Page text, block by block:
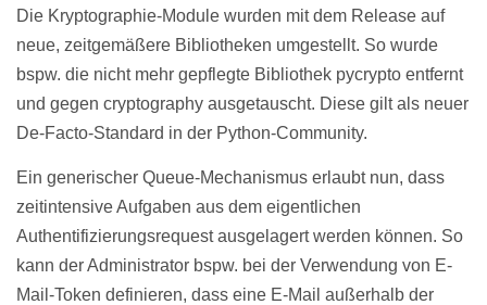
Die Kryptographie-Module wurden mit dem Release auf
neue, zeitgemäßere Bibliotheken umgestellt. So wurde
bspw. die nicht mehr gepflegte Bibliothek pycrypto entfernt
und gegen cryptography ausgetauscht. Diese gilt als neuer
De-Facto-Standard in der Python-Community.
Ein generischer Queue-Mechanismus erlaubt nun, dass
zeitintensive Aufgaben aus dem eigentlichen
Authentifizierungsrequest ausgelagert werden können. So
kann der Administrator bspw. bei der Verwendung von E-
Mail-Token definieren, dass eine E-Mail außerhalb der